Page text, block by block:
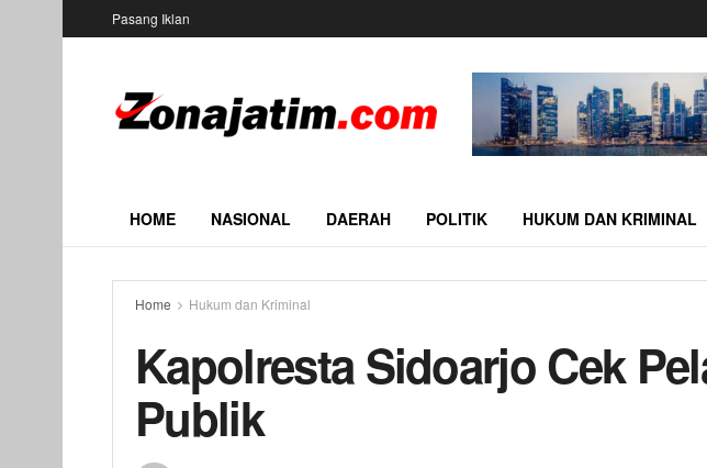
Pasang Iklan
HOME NASIONAL DAERAH POLITIK HUKUM DAN KRIMINAL
Home Hukum dan Kriminal
Kapolresta Sidoarjo Cek
Publik